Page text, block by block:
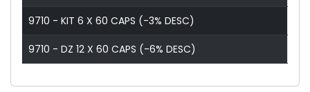
9710 - KIT 6 X 60 CAPS (-3% DESC)
9710 - DZ 12 X 60 CAPS (-6% DESC)